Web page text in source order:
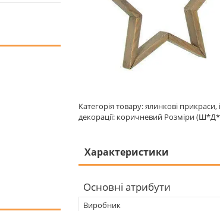
Категорія товару: ялинкові
декорації: коричневий Розміри
Характеристики
Основні атрибути
Виробник